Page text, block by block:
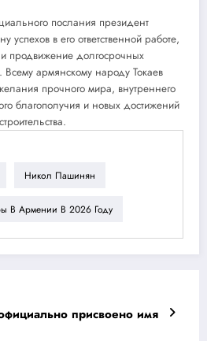
послания президент
в его ответственной работе,
продвижение долгосрочных
армянскому народу Токаев
прочного мира, внутреннего
благополучия и новых достижений
Никол Пашинян
В Армении В 2026 Году
присвоено имя